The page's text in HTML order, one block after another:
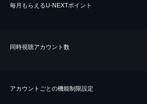
毎⽉もらえるU-NEXTポイント
同時視聴アカウント数
アカウントごとの機能制限設定